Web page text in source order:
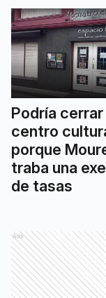
Podría cerrar
centro
porque
traba una
de tasas
Ads